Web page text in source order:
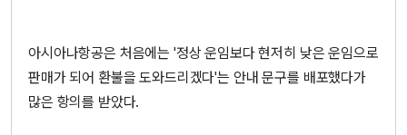
아시아나항공은 처음에는 '정상 운임보다 현저히 낮은 운임으로
판매가 되어 환불을 도와드리겠다'는 안내 문구를 배포했다가
많은 항의를 받았다.